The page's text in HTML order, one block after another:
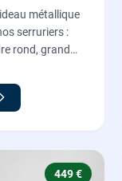
métallique
serruriers :
rond, grand
de
449 €